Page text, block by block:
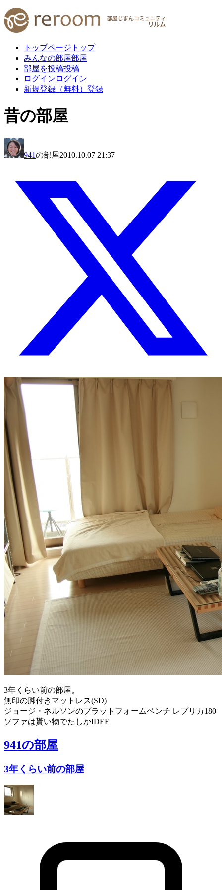
トップページ トップ
みんなの部屋部屋
部屋を投稿投稿
ログイン ログイン
新規登録（無料） 登録
昔の部屋
941の部屋2010.10.07 21:37
3年くらい前の部屋。
無印の脚付きマットレス(SD)
ジョージ・ネルソンのプラットフォームベンチ レプリカ180
ソファは貰い物でたしかIDEE
941の部屋
3年くらい前の部屋